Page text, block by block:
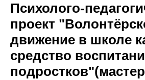
Психолого-
проект
движение в школе
средство